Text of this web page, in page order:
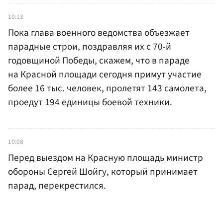
10:13
Пока глава военного ведомства объезжает
парадные строи, поздравляя их с 70-й
годовщиной Победы, скажем, что в параде
на Красной площади сегодня примут участие
более 16 тыс. человек, пролетят 143 самолета,
проедут 194 единицы боевой техники.
10:08
Перед выездом на Красную площадь министр
обороны Сергей Шойгу, который принимает
парад, перекрестился.